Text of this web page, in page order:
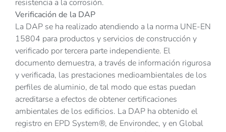
resistencia a la corrosión.
Verificación de la DAP
La DAP se ha realizado atendiendo a la norma UNE-EN
15804 para productos y servicios de construcción y
verificado por tercera parte independiente. El
documento demuestra, a través de información rigurosa
y verificada, las prestaciones medioambientales de los
perfiles de aluminio, de tal modo que estas puedan
acreditarse a efectos de obtener certificaciones
ambientales de los edificios. La DAP ha obtenido el
registro en EPD System®, de Environdec, y en Global